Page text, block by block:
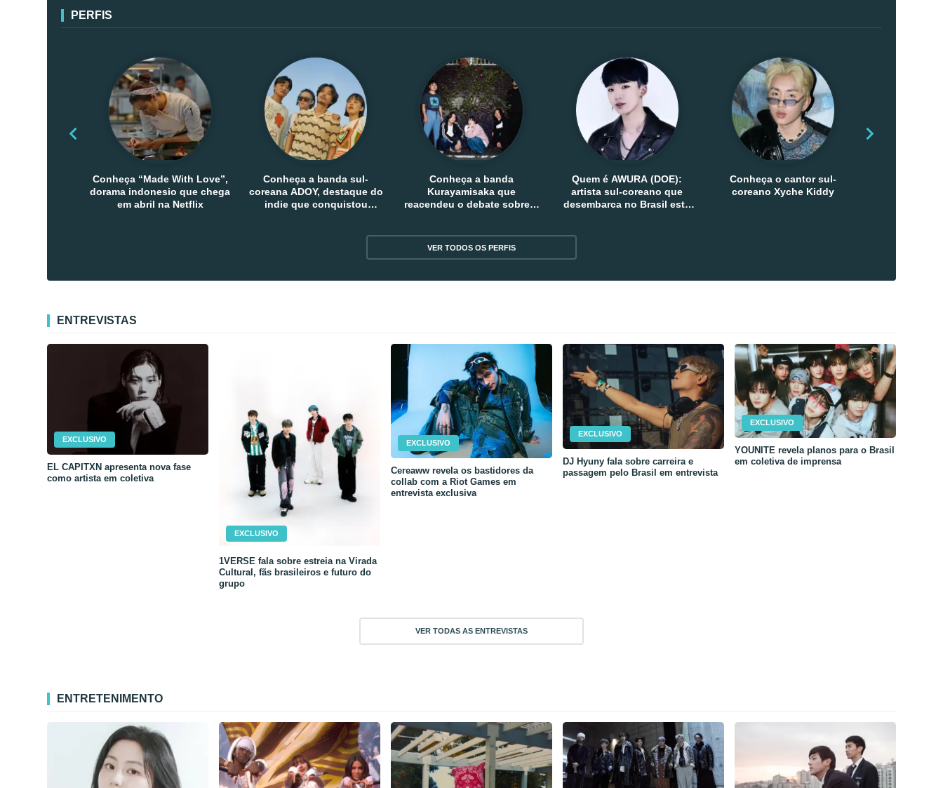
PERFIS
Conheça “Made With Love”,
dorama indonesio que chega
em abril na Netflix
Conheça a banda sul-
coreana ADOY, destaque do
indie que conquistou
Conheça a banda
Kurayamisaka que
reacendeu o debate sobre o
Quem é AWURA (DOE):
artista sul-coreano que
desembarca no Brasil esta
Conheça o cantor sul-
coreano Xyche Kiddy
VER TODOS OS PERFIS
ENTREVISTAS
EXCLUSIVO
EL CAPITXN apresenta nova fase
como artista em coletiva
EXCLUSIVO
1VERSE fala sobre estreia na Virada
Cultural, fãs brasileiros e futuro do
grupo
EXCLUSIVO
Cereaww revela os bastidores da
collab com a Riot Games em
entrevista exclusiva
EXCLUSIVO
DJ Hyuny fala sobre carreira e
passagem pelo Brasil em entrevista
EXCLUSIVO
YOUNITE revela planos para o Brasil
em coletiva de imprensa
VER TODAS AS ENTREVISTAS
ENTRETENIMENTO